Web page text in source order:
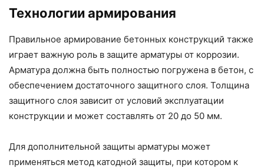
Технологии армирования
Правильное армирование бетонных конструкций также
играет важную роль в защите арматуры от коррозии.
Арматура должна быть полностью погружена в бетон, с
обеспечением достаточного защитного слоя. Толщина
защитного слоя зависит от условий эксплуатации
конструкции и может составлять от 20 до 50 мм.
Для дополнительной защиты арматуры может
применяться метод катодной защиты, при котором к